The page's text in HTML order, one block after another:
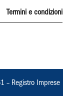
Termini e condizioni
– Registro Imprese